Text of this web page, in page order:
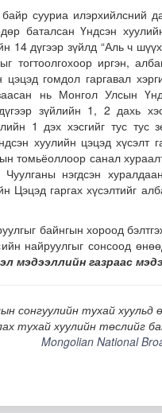
сууриа илэрхийлсний
баталсан Үндсэн
14 дүгээр зүйлд “Аль ч
тогтоолгохоор иргэн,
гомдол гаргавал
нь Монгол Улсын
зүйлийн 1, 2 дахь
1 дэх хэсгийг тус тус
хуулийн цэцэд хүсэлт
томьёоллоор санал
нэгдсэн
Цэцэд гаргах хүсэлтийг
байнгын хороод
найруулгыг сонсоод
мэдээллийн газраас
сонгуулийн тухай хуульд
тухай хуулийн төслийг
Mongolian National